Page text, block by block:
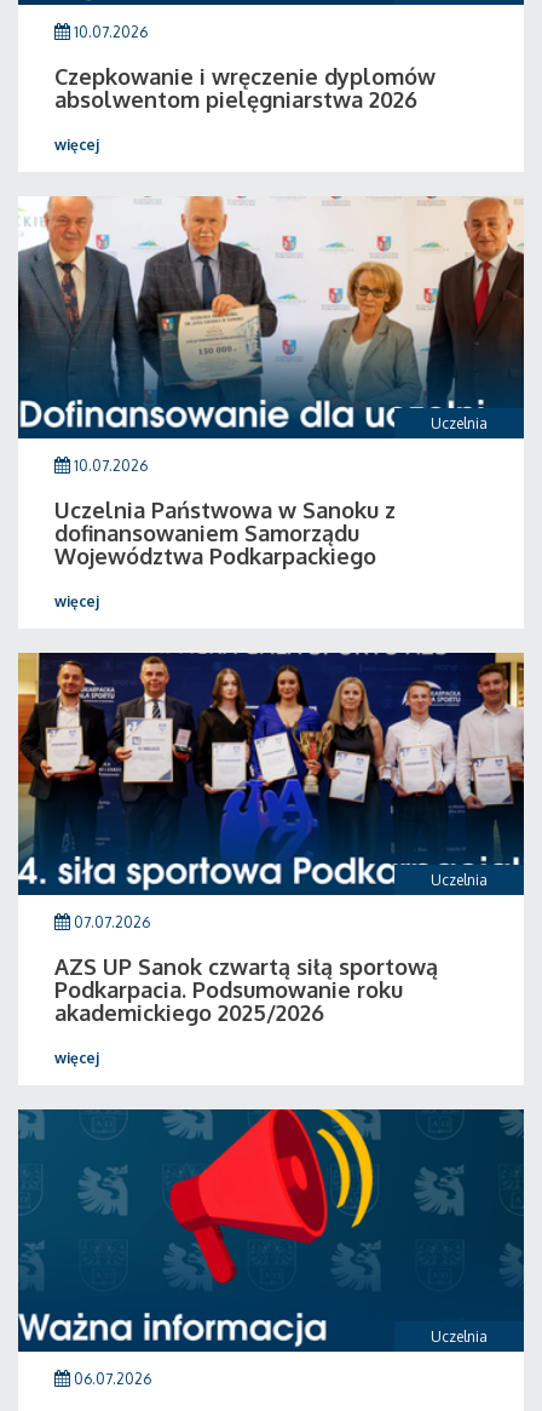
10.07.2026
Czepkowanie i wręczenie dyplomów
absolwentom pielęgniarstwa 2026
więcej
Uczelnia
10.07.2026
Uczelnia Państwowa w Sanoku z
dofinansowaniem Samorządu
Województwa Podkarpackiego
więcej
Uczelnia
07.07.2026
AZS UP Sanok czwartą siłą sportową
Podkarpacia. Podsumowanie roku
akademickiego 2025/2026
więcej
Uczelnia
06.07.2026